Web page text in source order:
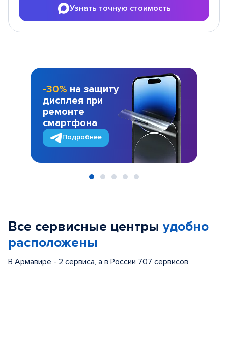
Узнать точную стоимость
-30% на защиту
дисплея при
ремонте
смартфона
Подробнее
Все сервисные центры удобно
расположены
В Армавире - 2 сервиса, а в России 707 сервисов